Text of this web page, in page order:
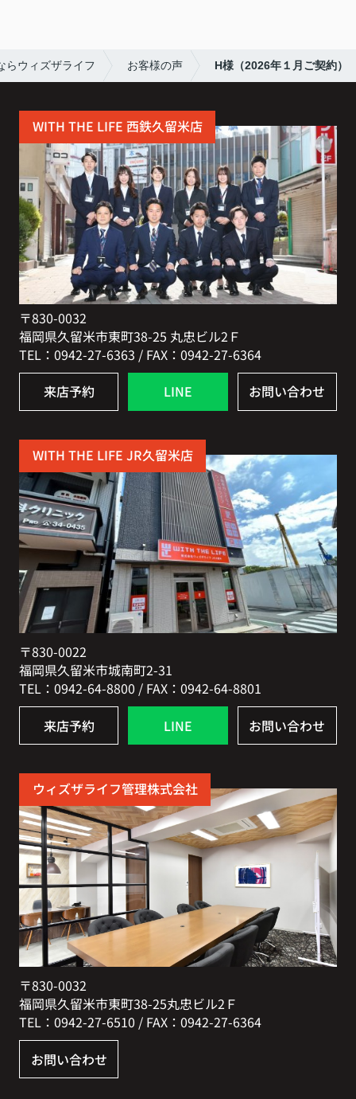
らウィズザライフ お客様の声 H様（2026年１月ご契約）
WITH THE LIFE 西鉄久留米店
〒830-0032
福岡県久留米市東町38-25 丸忠ビル2Ｆ
TEL：0942-27-6363 / FAX：0942-27-6364
来店予約 LINE お問い合わせ
WITH THE LIFE JR久留米店
〒830-0022
福岡県久留米市城南町2-31
TEL：0942-64-8800 / FAX：0942-64-8801
来店予約 LINE お問い合わせ
ウィズザライフ管理株式会社
〒830-0032
福岡県久留米市東町38-25丸忠ビル2Ｆ
TEL：0942-27-6510 / FAX：0942-27-6364
お問い合わせ